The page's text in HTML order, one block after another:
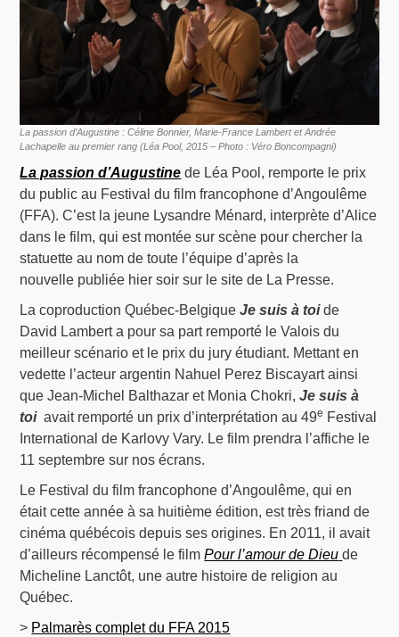
La passion d’Augustine : Céline Bonnier, Marie-France Lambert et Andrée
Lachapelle au premier rang (Léa Pool, 2015 – Photo : Véro Boncompagni)
La passion d’Augustine de Léa Pool, remporte le prix
du public au Festival du film francophone d’Angoulême
(FFA). C’est la jeune Lysandre Ménard, interprète d’Alice
dans le film, qui est montée sur scène pour chercher la
statuette au nom de toute l’équipe d’après la
nouvelle publiée hier soir sur le site de La Presse.
La coproduction Québec-BelgiqueJe suis à toide
David Lambert a pour sa part remporté le Valois du
meilleur scénario et le prix du jury étudiant. Mettant en
vedette l’acteur argentin Nahuel Perez Biscayart ainsi
que Jean-Michel Balthazar et Monia Chokri,Je suis à
toiavait remporté un prix d’interprétation au 49e Festival
International de Karlovy Vary. Le film prendra l’affiche le
11 septembre sur nos écrans.
Le Festival du film francophone d’Angoulême, qui en
était cette année à sa huitième édition, est très friand de
cinéma québécois depuis ses origines. En 2011, il avait
d’ailleurs récompensé le filmPour l’amour de Dieu de
Micheline Lanctôt, une autre histoire de religion au
Québec.
> Palmarès complet du FFA 2015